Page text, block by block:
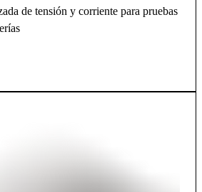
de tensión y corriente para pruebas